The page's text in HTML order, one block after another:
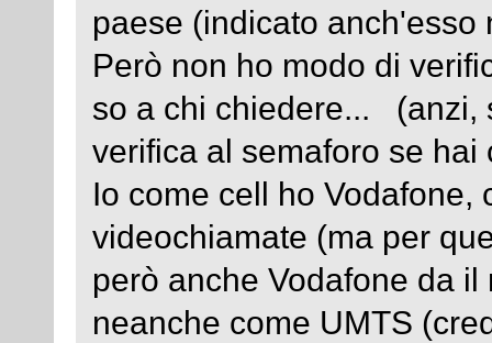
paese (indicato anch'esso
Però non ho modo di
so a chi chiedere... (anzi,
verifica al semaforo se
Io come cell ho Vodafone,
videochiamate (ma per
però anche Vodafone da
neanche come UMTS